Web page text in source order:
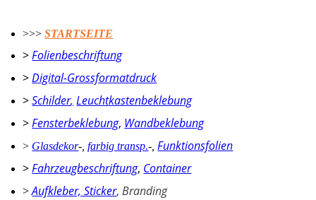
>>>STARTSEITE
>Folienbeschriftung
>Digital-Grossformatdruck
>Schilder, Leuchtkastenbeklebung
>Fensterbeklebung, Wandbeklebung
> Glasdekor- ,farbig transp.- Funktionsfolien
>Fahrzeugbeschriftung, Container
>Aufkleber, Sticker,Branding